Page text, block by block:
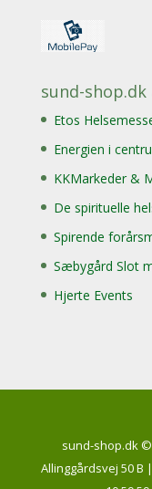
sund-
Etos
Energien i
KKMarkeder &
De spirituelle
Spirende
Sæbygård Slot
Hjerte Events
sund-shop.dk ©
Allinggårdsvej 50 B